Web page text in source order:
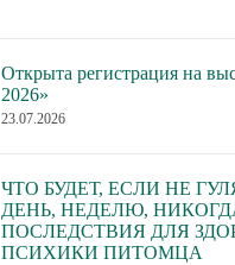
Открыта регистрация на
2026»
23.07.2026
ЧТО БУДЕТ, ЕСЛИ НЕ
ДЕНЬ, НЕДЕЛЮ,
ПОСЛЕДСТВИЯ ДЛЯ
ПСИХИКИ ПИТОМЦА